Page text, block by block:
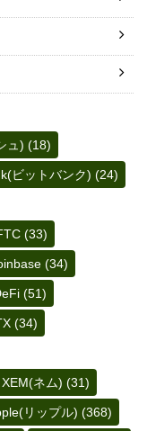
ュ) (18)
ビットバンク) (24)
(33)
(34)
(51)
(34)
ネム) (31)
リップル) (368)